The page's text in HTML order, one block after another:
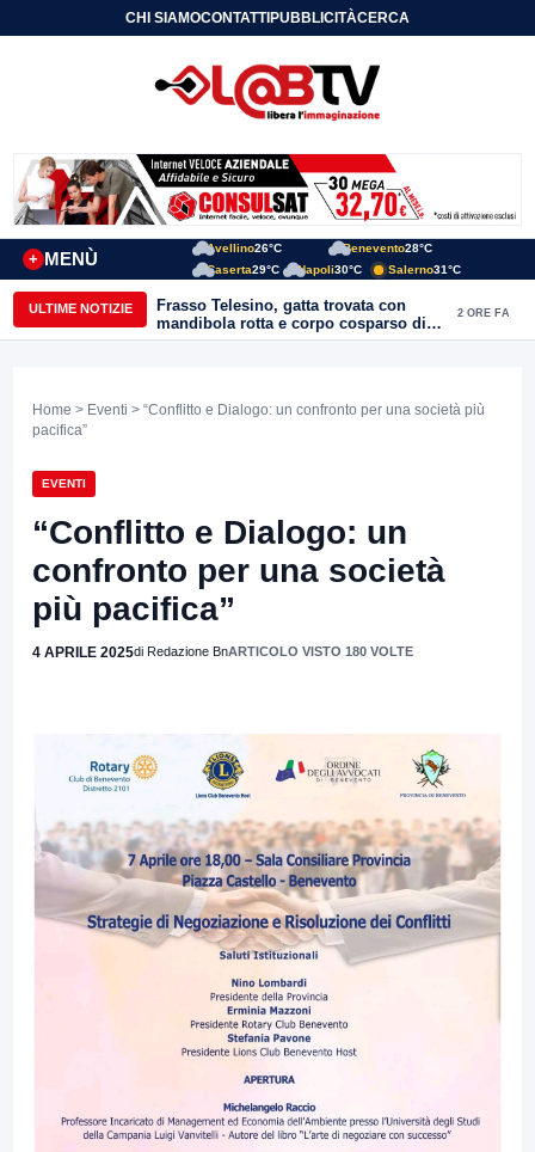
CHI SIAMOCONTATTIPUBBLICITÀCERCA
MENÙ
+
Avellino26°C Benevento28°C
Caserta29°C Napoli30°C Salerno31°C
ULTIME NOTIZIE
Frasso Telesino, gatta trovata con
mandibola rotta e corpo cosparso di
colla: “Atto di inaudita crudeltà”
2 ORE FA
Home > Eventi > “Conflitto e Dialogo: un confronto per una società più
pacifica”
EVENTI
“Conflitto e Dialogo: un
confronto per una società
più pacifica”
4 APRILE 2025di Redazione BnARTICOLO VISTO 180 VOLTE